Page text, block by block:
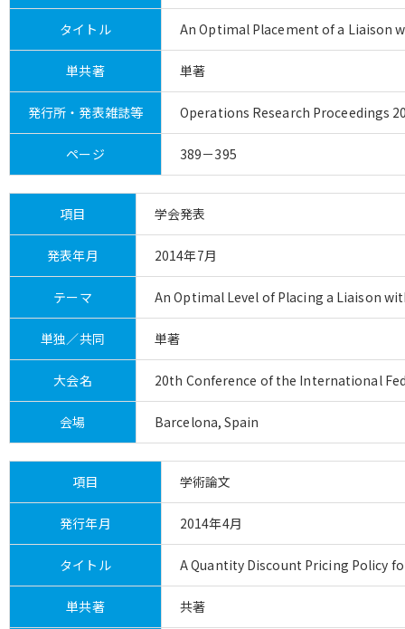
タイトル An Optimal Placement of a Liaison
単共著 単著
発行所・発表雑誌等 Operations Research Proceedings
ページ 389－395
項目 学会発表
発表年月 2014年7月
テーマ An Optimal Level of Placing a Liaison
単独／共同 単著
大会名 20th Conference of the International
会場 Barcelona, Spain
項目 学術論文
発行年月 2014年4月
タイトル A Quantity Discount Pricing Policy
単共著 共著